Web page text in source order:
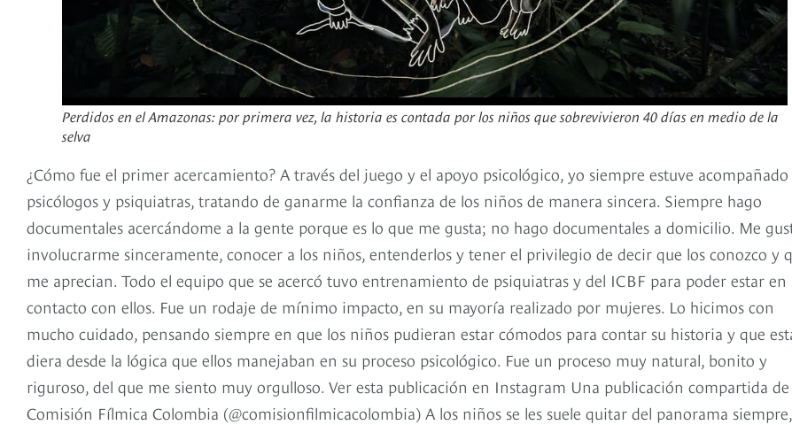
Perdidos en el Amazonas: por primera vez, la historia es contada por los niños que sobrevivieron 40 días en medio de la
selva
¿Cómo fue el primer acercamiento? A través del juego y el apoyo psicológico, yo siempre estuve
psicólogos y psiquiatras, tratando de ganarme la confianza de los niños de manera sincera. Siempre hago
documentales acercándome a la gente porque es lo que me gusta; no hago documentales a domicilio. Me
involucrarme sinceramente, conocer a los niños, entenderlos y tener el privilegio de decir que los conozco y
me aprecian. Todo el equipo que se acercó tuvo entrenamiento de psiquiatras y del ICBF para poder estar en
contacto con ellos. Fue un rodaje de mínimo impacto, en su mayoría realizado por mujeres. Lo hicimos con
mucho cuidado, pensando siempre en que los niños pudieran estar cómodos para contar su historia y que
diera desde la lógica que ellos manejaban en su proceso psicológico. Fue un proceso muy natural, bonito y
riguroso, del que me siento muy orgulloso. Ver esta publicación en Instagram Una publicación compartida de
Comisión Fílmica Colombia (@comisionfilmicacolombia) A los niños se les suele quitar del panorama